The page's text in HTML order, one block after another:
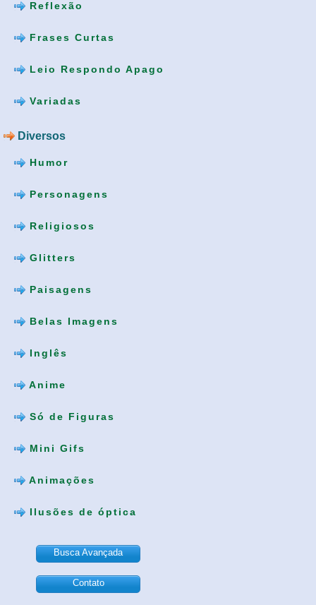
Reflexão
Frases Curtas
Leio Respondo Apago
Variadas
Diversos
Humor
Personagens
Religiosos
Glitters
Paisagens
Belas Imagens
Inglês
Anime
Só de Figuras
Mini Gifs
Animações
Ilusões de óptica
Busca Avançada
Contato